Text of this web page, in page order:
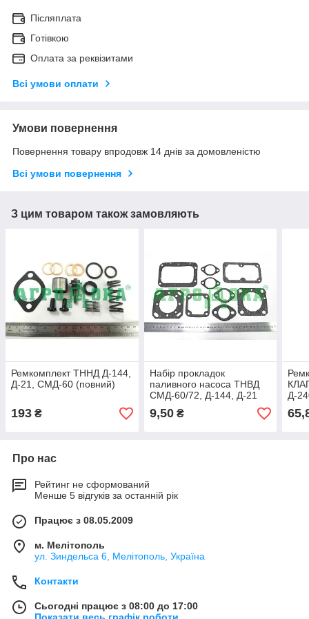
Післяплата
Готівкою
Оплата за реквізитами
Всі умови оплати
Умови повернення
Повернення товару впродовж 14 днів за домовленістю
Всі умови повернення
З цим товаром також замовляють
Ремкомплект ТННД Д-144,
Д-21, СМД-60 (повний)
193 ₴
Набір прокладок
паливного насоса ТНВД
СМД-60/72, Д-144, Д-21
Т-150К, Т-40, Т-25
9,50₴
Д-
Про нас
Рейтинг не сформований
Менше 5 відгуків за останній рік
Працює з 08.05.2009
м. Мелітополь
ул. Зиндельса 6, Мелітополь, Україна
Контакти
Сьогодні працює з 08:00 до 17:00